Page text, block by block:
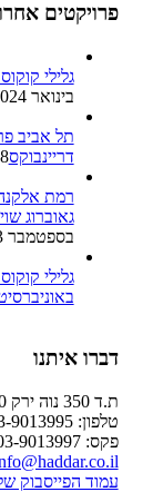
פרויקטים
גלילי
בינואר 2024 - 15:37
תל אביב
דריינבוקס18
רמת
גאוברוג
בספטמבר 2023 - 11:23
גלילי
דברו איתנו
ת.ד 350 נוה ירק 4994500
טלפון: 03-9013995,
פקס: 03-9013997
עמוד הפייסבוק